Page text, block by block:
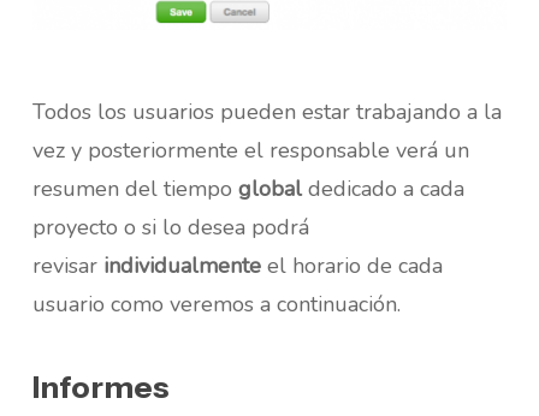
Todos los usuarios pueden estar trabajando a la
vez y posteriormente el responsable verá un
resumen del tiempo globaldedicado a cada
proyecto o si lo desea podrá
revisar individualmente el horario de cada
usuario como veremos a continuación.
Informes